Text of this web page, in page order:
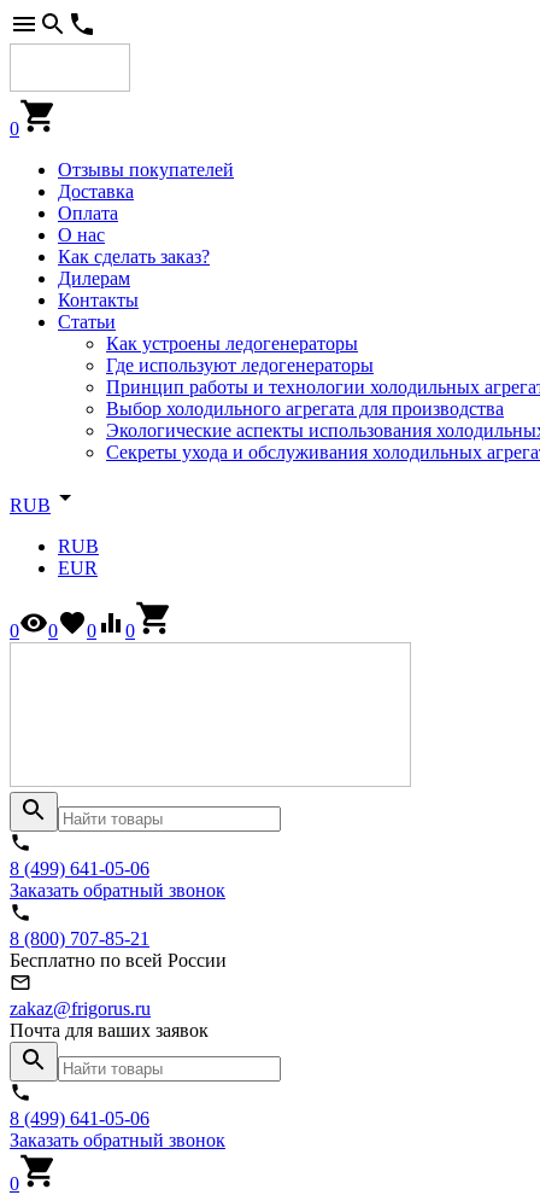
0
Отзывы покупателей
Доставка
Оплата
О нас
Как сделать заказ?
Дилерам
Контакты
Статьи
Как устроены ледогенераторы
Где используют ледогенераторы
Принцип работы и технологии холодильных
Выбор холодильного агрегата для производства
Экологические аспекты использования
Секреты ухода и обслуживания холодильных
RUB
RUB
EUR
0 0 0 0
8 (499) 641-05-06
Заказать обратный звонок
8 (800) 707-85-21
Бесплатно по всей России
zakaz@frigorus.ru
Почта для ваших заявок
8 (499) 641-05-06
Заказать обратный звонок
0